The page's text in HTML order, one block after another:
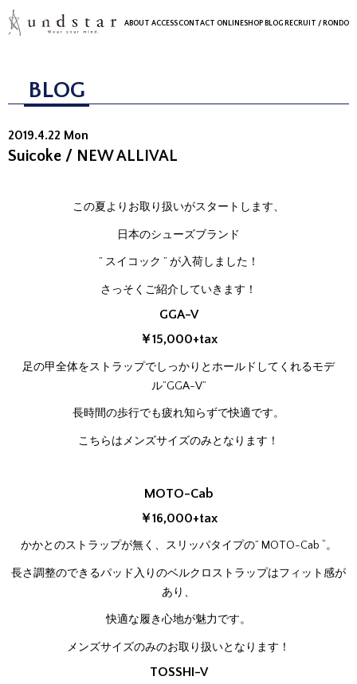
ABOUT ACCESSCONTACT ONLINESHOP BLOG RECRUIT / RONDO
BLOG
2019.4.22 Mon
Suicoke / NEW ALLIVAL
この夏よりお取り扱いがスタートします、
日本のシューズブランド
” スイコック ” が入荷しました！
さっそくご紹介していきます！
GGA-V
￥15,000+tax
足の甲全体をストラップでしっかりとホールドしてくれるモデ
ル”GGA-V”
長時間の歩行でも疲れ知らずで快適です。
こちらはメンズサイズのみとなります！
MOTO-Cab
￥16,000+tax
かかとのストラップが無く、スリッパタイプの” MOTO-Cab “。
長さ調整のできるパッド入りのベルクロストラップはフィット感が
あり、
快適な履き心地が魅力です。
メンズサイズのみのお取り扱いとなります！
TOSSHI-V